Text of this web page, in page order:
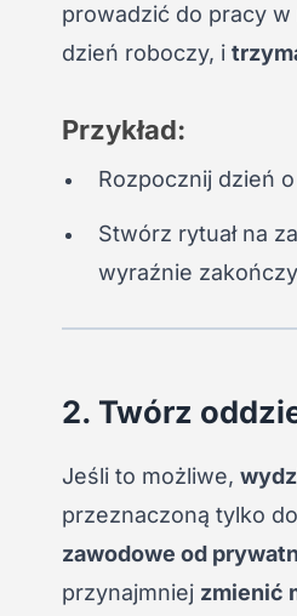
prowadzić do pracy
dzień roboczy, i
Przykład:
Rozpocznij dzień
Stwórz rytuał na
wyraźnie
2. Twórz
Jeśli to możliwe,
przeznaczoną tylko
zawodowe od
przynajmniej zmienić